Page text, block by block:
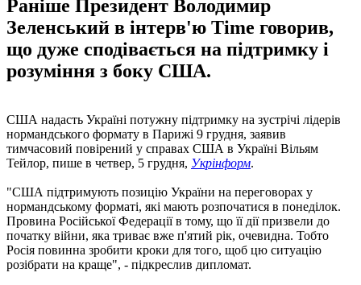
Раніше Президент Володимир
Зеленський в інтерв'ю Time говорив,
що дуже сподівається на підтримку і
розуміння з боку США.
США надасть Україні потужну підтримку на зустрічі лідерів
нормандського формату в Парижі 9 грудня, заявив
тимчасовий повірений у справах США в Україні Вільям
Тейлор, пише в четвер, 5 грудня, Укрінформ.
"США підтримують позицію України на переговорах у
нормандському форматі, які мають розпочатися в понеділок.
Провина Російської Федерації в тому, що її дії призвели до
початку війни, яка триває вже п'ятий рік, очевидна. Тобто
Росія повинна зробити кроки для того, щоб цю ситуацію
розібрати на краще", - підкреслив дипломат.